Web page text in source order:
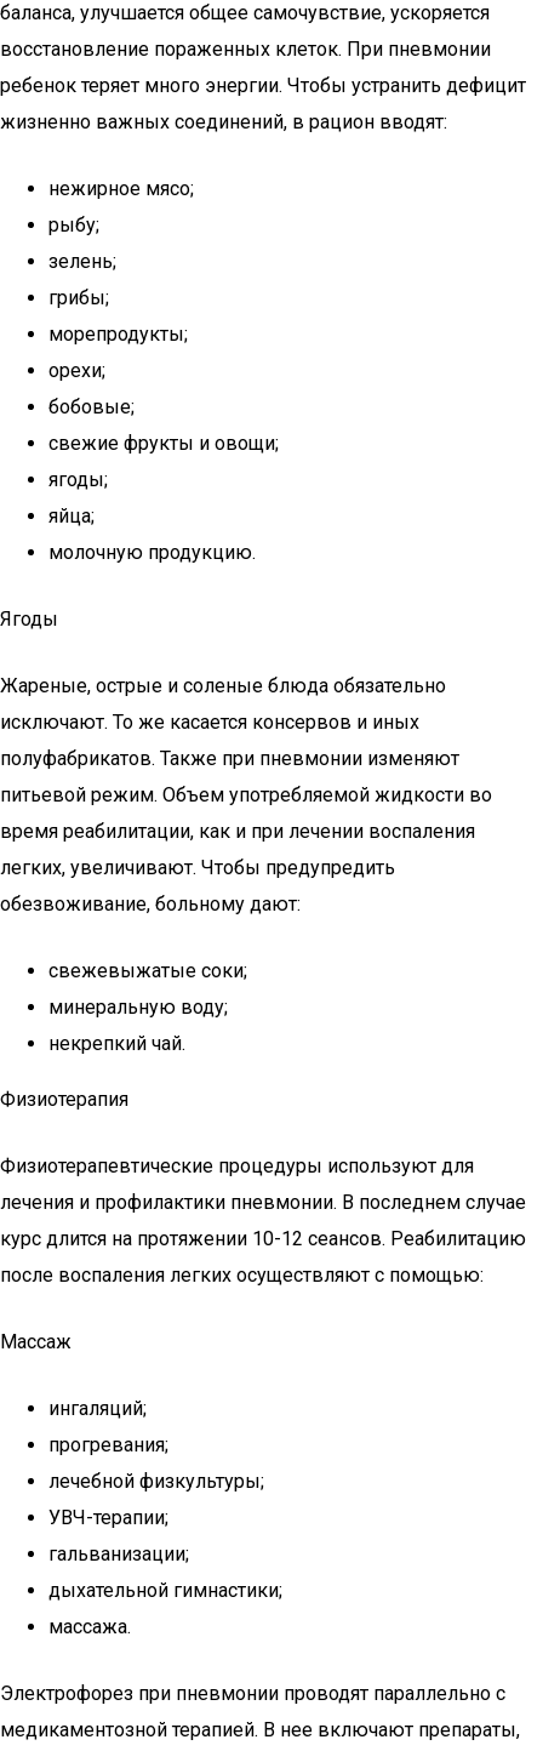
баланса, улучшается общее самочувствие, ускоряется
восстановление пораженных клеток. При пневмонии
ребенок теряет много энергии. Чтобы устранить дефицит
жизненно важных соединений, в рацион вводят:
нежирное мясо;
рыбу;
зелень;
грибы;
морепродукты;
орехи;
бобовые;
свежие фрукты и овощи;
ягоды;
яйца;
молочную продукцию.
Ягоды
Жареные, острые и соленые блюда обязательно
исключают. То же касается консервов и иных
полуфабрикатов. Также при пневмонии изменяют
питьевой режим. Объем употребляемой жидкости во
время реабилитации, как и при лечении воспаления
легких, увеличивают. Чтобы предупредить
обезвоживание, больному дают:
свежевыжатые соки;
минеральную воду;
некрепкий чай.
Физиотерапия
Физиотерапевтические процедуры используют для
лечения и профилактики пневмонии. В последнем случае
курс длится на протяжении 10-12 сеансов. Реабилитацию
после воспаления легких осуществляют с помощью:
Массаж
ингаляций;
прогревания;
лечебной физкультуры;
УВЧ-терапии;
гальванизации;
дыхательной гимнастики;
массажа.
Электрофорез при пневмонии проводят параллельно с
медикаментозной терапией. В нее включают препараты,